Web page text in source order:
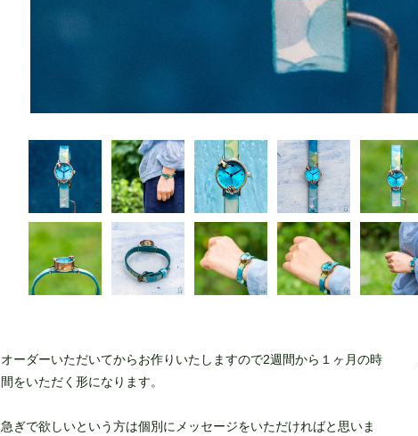
オーダーいただいてからお作りいたしますので2週間から１ヶ月の時
間をいただく形になります。
急ぎで欲しいという方は個別にメッセージをいただければと思いま